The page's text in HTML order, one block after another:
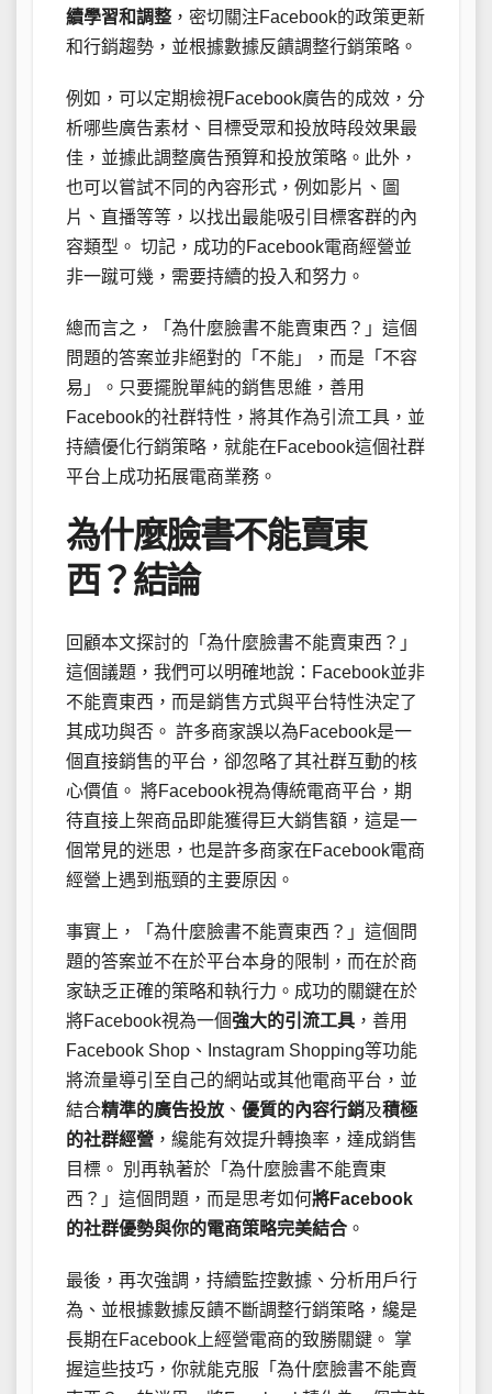
續學習和調整 ，密切關注Facebook的政策更新
和行銷趨勢，並根據數據反饋調整行銷策略。
例如，可以定期檢視Facebook廣告的成效，分
析哪些廣告素材、目標受眾和投放時段效果最
佳，並據此調整廣告預算和投放策略。此外，
也可以嘗試不同的內容形式，例如影片、圖
片、直播等等，以找出最能吸引目標客群的內
容類型。 切記，成功的Facebook電商經營並
非一蹴可幾，需要持續的投入和努力。
總而言之，「為什麼臉書不能賣東西？」這個
問題的答案並非絕對的「不能」，而是「不容
易」。只要擺脫單純的銷售思維，善用
Facebook的社群特性，將其作為引流工具，並
持續優化行銷策略，就能在Facebook這個社群
平台上成功拓展電商業務。
為什麼臉書不能賣東
西？結論
回顧本文探討的「為什麼臉書不能賣東西？」
這個議題，我們可以明確地說：Facebook並非
不能賣東西，而是銷售方式與平台特性決定了
其成功與否。 許多商家誤以為Facebook是一
個直接銷售的平台，卻忽略了其社群互動的核
心價值。 將Facebook視為傳統電商平台，期
待直接上架商品即能獲得巨大銷售額，這是一
個常見的迷思，也是許多商家在Facebook電商
經營上遇到瓶頸的主要原因。
事實上，「為什麼臉書不能賣東西？」這個問
題的答案並不在於平台本身的限制，而在於商
家缺乏正確的策略和執行力。成功的關鍵在於
將Facebook視為一個強大的引流工具 ，善用
Facebook Shop、Instagram Shopping等功能
將流量導引至自己的網站或其他電商平台，並
結合精準的廣告投放 、 優質的內容行銷及積極
的社群經營 ，纔能有效提升轉換率，達成銷售
目標。 別再執著於「為什麼臉書不能賣東
西？」這個問題，而是思考如何 將Facebook
的社群優勢與你的電商策略完美結合 。
最後，再次強調，持續監控數據、分析用戶行
為、並根據數據反饋不斷調整行銷策略，纔是
長期在Facebook上經營電商的致勝關鍵。 掌
握這些技巧，你就能克服「為什麼臉書不能賣